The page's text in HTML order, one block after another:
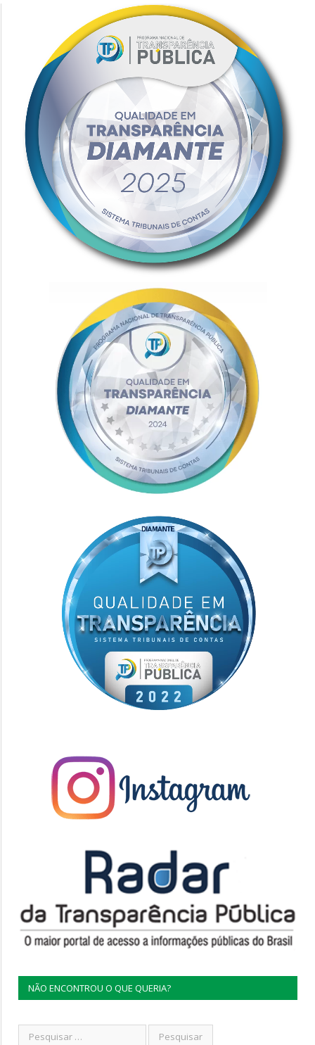
NÃO ENCONTROU O QUE QUERIA?